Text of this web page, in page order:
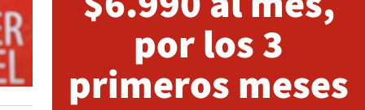
por los 3
primeros meses